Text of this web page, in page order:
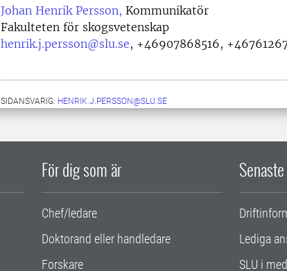
Johan Henrik Persson, Kommunikatör
Fakulteten för skogsvetenskap
henrik.j.persson@slu.se, +46907868516,
SIDANSVARIG: HENRIK.J.PERSSON@SLU.SE
För dig som är
Chef/ledare
Doktorand eller handledare
Forskare
Lediga
SLU i